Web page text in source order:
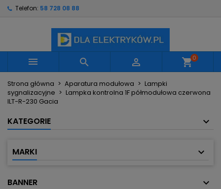
Telefon: 58 728 08 88
   shopping_cart0
Strona główna Aparatura modułowa
Lampki
sygnalizacyjne
Lampka kontrolna 1F półmodułowa czerwona
ILT-R-230 Gacia
KATEGORIE
MARKI
BANNER
Utwórz nową listę
Nazwa listy życzeń
Anuluj Utwórz listę życzeń
Musisz być zalogowany by zapisać produkty na
swojej liście życzeń.
Anuluj Zaloguj się